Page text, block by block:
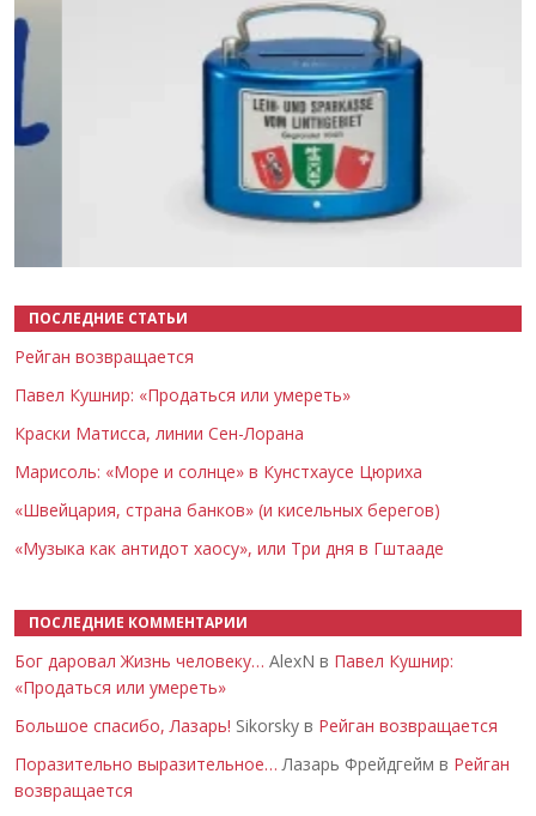
ПОСЛЕДНИЕ СТАТЬИ
Рейган возвращается
Павел Кушнир: «Продаться или умереть»
Краски Матисса, линии Сен-Лорана
Марисоль: «Море и солнце» в Кунстхаусе Цюриха
«Швейцария, страна банков» (и кисельных берегов)
«Музыка как антидот хаосу», или Три дня в Гштааде
ПОСЛЕДНИЕ КОММЕНТАРИИ
Бог даровал Жизнь человеку… AlexN в Павел Кушнир:
«Продаться или умереть»
Большое спасибо, Лазарь! Sikorsky в Рейган возвращается
Поразительно выразительное… Лазарь Фрейдгейм в Рейган
возвращается